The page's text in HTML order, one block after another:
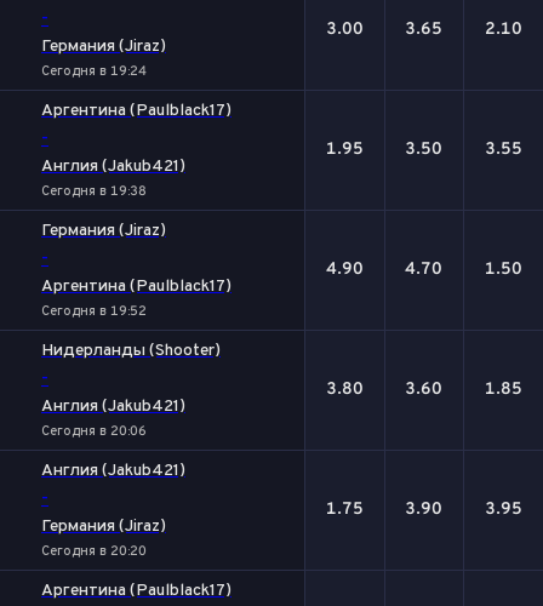
-
Германия (Jiraz)
Сегодня в 19:24
3.00 3.65 2.10
Аргентина (Paulblack17)
-
Англия (Jakub421)
Сегодня в 19:38
1.95 3.50 3.55
Германия (Jiraz)
-
Аргентина (Paulblack17)
Сегодня в 19:52
4.90 4.70 1.50
Нидерланды (Shooter)
-
Англия (Jakub421)
Сегодня в 20:06
3.80 3.60 1.85
Англия (Jakub421)
-
Германия (Jiraz)
Сегодня в 20:20
1.75 3.90 3.95
Аргентина (Paulblack17)